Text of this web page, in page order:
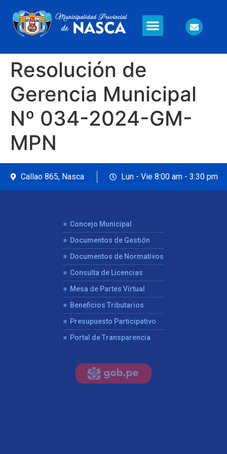
Resolución de
Gerencia Municipal
Nº 034-2024-GM-
MPN
Callao 865, Nasca Lun - Vie 8:00 am - 3:30 pm
Concejo Municipal
Documentos de Gestión
Documentos de Normativos
Consulta de Licencias
Mesa de Partes Virtual
Beneficios Tributarios
Presupuesto Participativo
Portal de Transparencia